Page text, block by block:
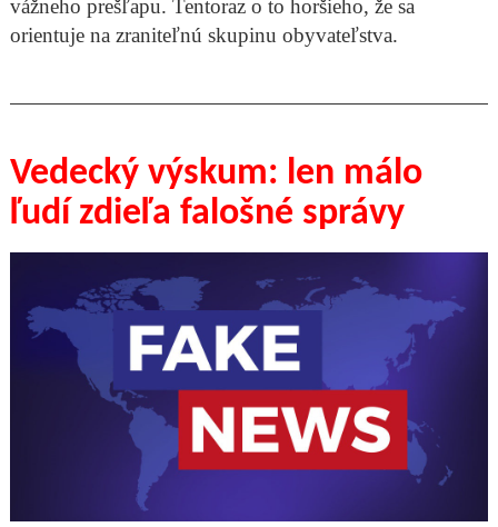
vážneho prešľapu. Tentoraz o to horšieho, že sa
orientuje na zraniteľnú skupinu obyvateľstva.
Vedecký výskum: len málo
ľudí zdieľa falošné správy